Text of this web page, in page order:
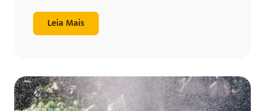
Leia Mais